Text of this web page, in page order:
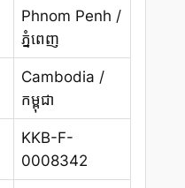
Phnom Penh /
ភ្នំពេញ
Cambodia /
កម្ពុជា
KKB-F-
0008342